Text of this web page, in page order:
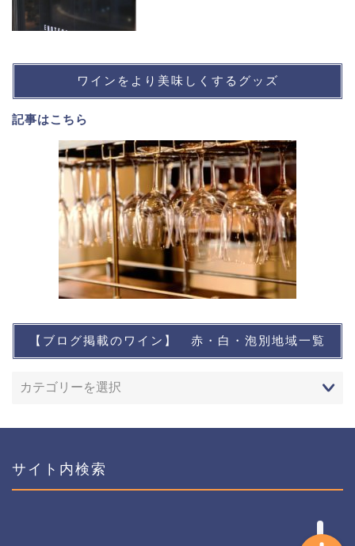
ワインをより美味しくするグッズ
記事はこちら
【ブログ掲載のワイン】 赤・白・泡別地域一覧
サイト内検索
想い出に残るワイン